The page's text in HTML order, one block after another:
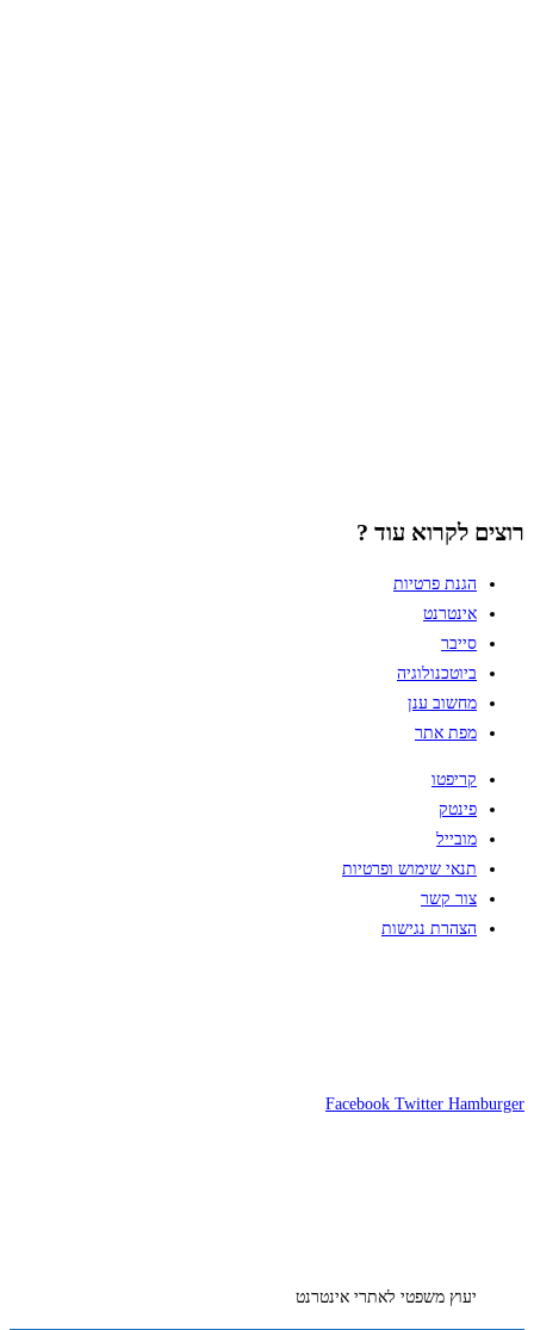
רוצים לקרוא עוד ?
הגנת פרטיות
אינטרנט
סייבר
ביוטכנולוגיה
מחשוב ענן
מפת אתר
קריפטו
פינטק
מובייל
תנאי שימוש ופרטיות
צור קשר
הצהרת נגישות
Facebook Twitter Hamburger
יעוץ משפטי לאתרי אינטרנט